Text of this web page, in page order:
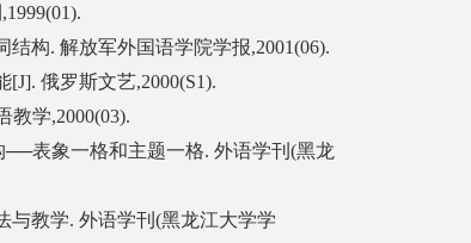
构. 解放军外国语学院学报,2001(06).
俄罗斯文艺,2000(S1).
教学,2000(03).
表象一格和主题一格. 外语学刊(黑龙
与教学. 外语学刊(黑龙江大学学